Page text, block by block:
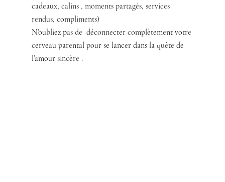
cadeaux, calins , moments partagés, services
rendus, compliments)
N'oubliez pas de  déconnecter complètement votre
cerveau parental pour se lancer dans la quête de
l'amour sincère .